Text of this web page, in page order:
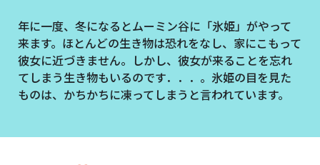
年に一度、冬になるとムーミン谷に「氷姫」がやって
来ます。ほとんどの生き物は恐れをなし、家にこもって
彼女に近づきません。しかし、彼女が来ることを忘れ
てしまう生き物もいるのです．．．。氷姫の目を見た
ものは、かちかちに凍ってしまうと言われています。